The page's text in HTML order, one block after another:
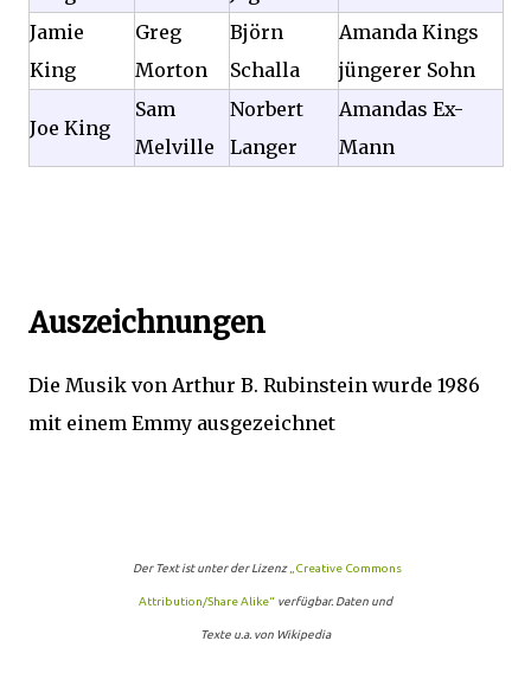
Jamie
King
Greg
Morton
Björn
Schalla
Amanda Kings
jüngerer Sohn
Joe King
Sam
Melville
Norbert
Langer
Amandas Ex-
Mann
Auszeichnungen
Die Musik von Arthur B. Rubinstein wurde 1986
mit einem Emmy ausgezeichnet
Der Text ist unter der Lizenz „Creative Commons
Attribution/Share Alike“ verfügbar. Daten und
Texte u.a. von Wikipedia